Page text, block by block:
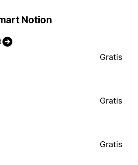
Notion
Gratis
Gratis
Gratis